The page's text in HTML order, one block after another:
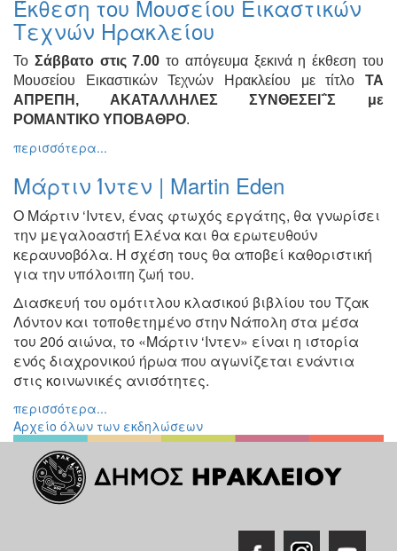
Ζωγραφική
Φωτογραφία
Τραγούδι
Μουσική
Κινηματογράφος
Χορός
Θέατρο
Ειδών
Συνέδρια
Ημερίδες
Διημερίδες
Σεμινάρια-
Διαλέξεις-
Ομιλίες
Εκθέσεις
Εκδηλώσεις
για
Παιδιά
Άλλες
Έκθεση του Μουσείου Εικαστικών
Τεχνών Ηρακλείου
Το Σάββατο στις 7.00 το απόγευμα ξεκινά η έκθεση του
Μουσείου Εικαστικών Τεχνών Ηρακλείου με τίτλο ΤΑ
ΑΠΡΕΠΗ, ΑΚΑΤΑΛΛΗΛΕΣ ΣΥΝΘΕΣΕΙ΅Σ με
ΡΟΜΑΝΤΙΚΟ ΥΠΟΒΑΘΡΟ.
περισσότερα...
Μάρτιν Ίντεν | Martin Eden
Ο Μάρτιν ‘Ιντεν, ένας φτωχός εργάτης, θα γνωρίσει
την μεγαλοαστή Ελένα και θα ερωτευθούν
κεραυνοβόλα. Η σχέση τους θα αποβεί καθοριστική
για την υπόλοιπη ζωή του.
Διασκευή του ομότιτλου κλασικού βιβλίου του Τζακ
Λόντον και τοποθετημένο στην Νάπολη στα μέσα
του 20ό αιώνα, το «Μάρτιν ‘Ιντεν» είναι η ιστορία
ενός διαχρονικού ήρωα που αγωνίζεται ενάντια
στις κοινωνικές ανισότητες.
περισσότερα...
Αρχείο όλων των εκδηλώσεων